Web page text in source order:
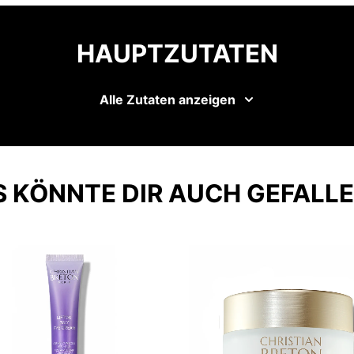
HAUPTZUTATEN
Alle Zutaten anzeigen
KÖNNTE DIR AUCH